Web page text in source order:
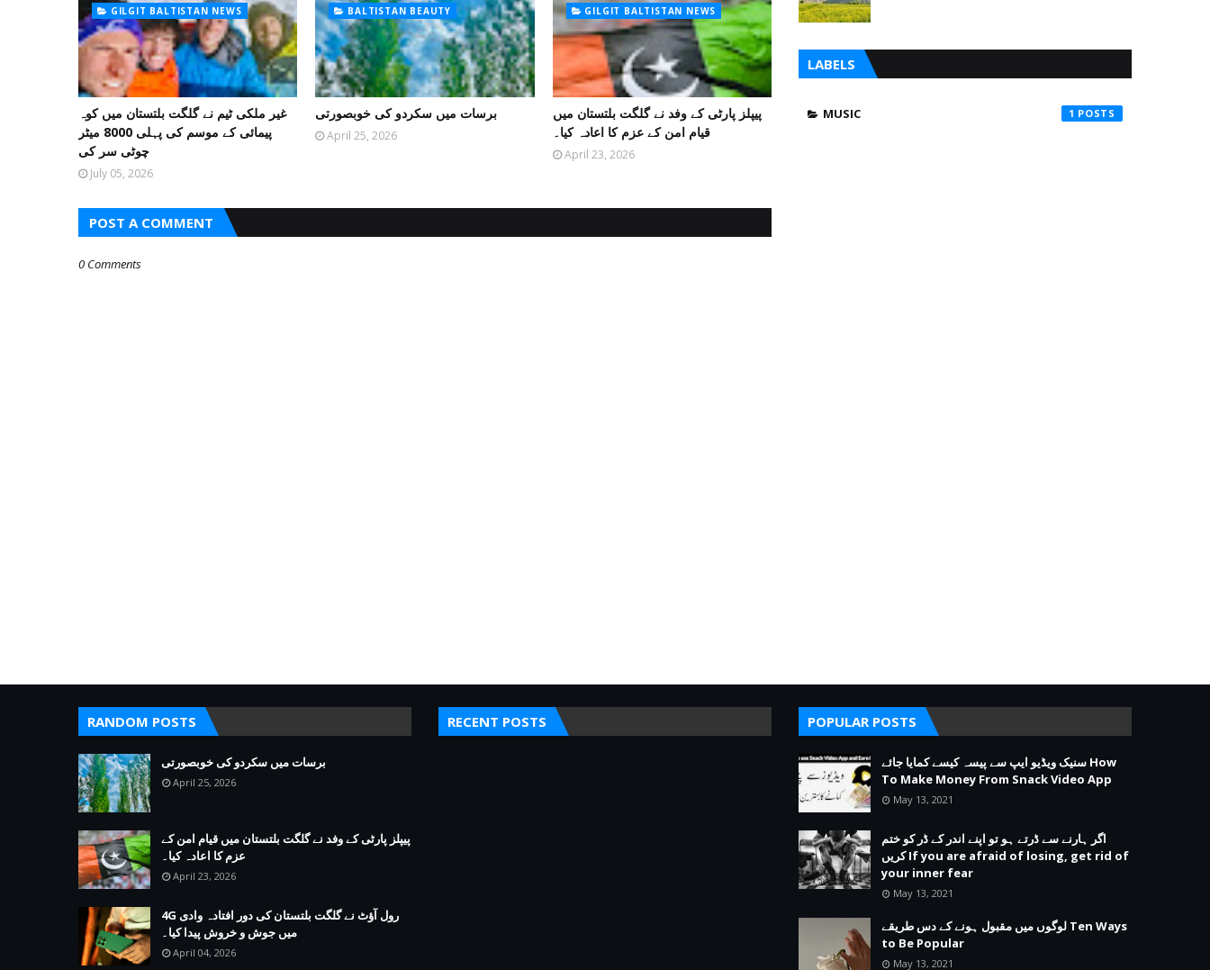
GILGIT BALTISTAN NEWS
غیر ملکی ٹیم نے گلگت بلتستان میں کوہ
پیمائی کے موسم کی پہلی 8000 میٹر
چوٹی سر کی
July 05, 2026
BALTISTAN BEAUTY
برسات میں سکردو کی خوبصورتی
April 25, 2026
GILGIT BALTISTAN NEWS
پیپلز پارٹی کے وفد نے گلگت بلتستان میں
قیام امن کے عزم کا اعادہ کیا۔
April 23, 2026
POST A COMMENT
0 Comments
LABELS
MUSIC 1
RANDOM POSTS
برسات میں سکردو کی خوبصورتی
April 25, 2026
پیپلز پارٹی کے وفد نے گلگت بلتستان میں قیام امن کے
عزم کا اعادہ کیا۔
April 23, 2026
4G رول آؤٹ نے گلگت بلتستان کی دور افتادہ وادی
میں جوش و خروش پیدا کیا۔
April 04, 2026
RECENT POSTS POPULAR POSTS
سنیک ویڈیو ایپ سے پیسہ کیسے کمایا جائے How
To Make Money From Snack Video App
May 13, 2021
اگر ہارنے سے ڈرتے ہو تو اپنے اندر کے ڈر کو ختم
کریں If you are afraid of losing, get rid of
your inner fear
May 13, 2021
لوگوں میں مقبول ہونے کے دس طریقے Ten Ways
to Be Popular
May 13, 2021